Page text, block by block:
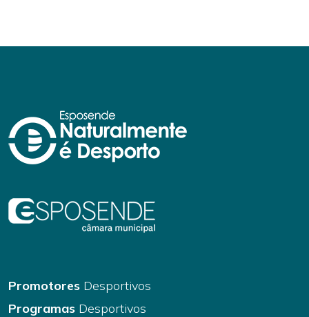
Promotores Desportivos
Programas Desportivos